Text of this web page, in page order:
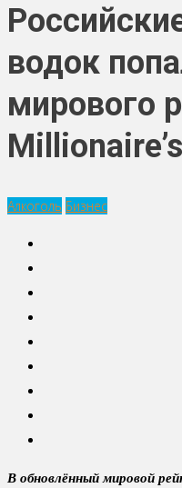
водок
мирового
Алкоголь Бизнес
В обновлённый мировой